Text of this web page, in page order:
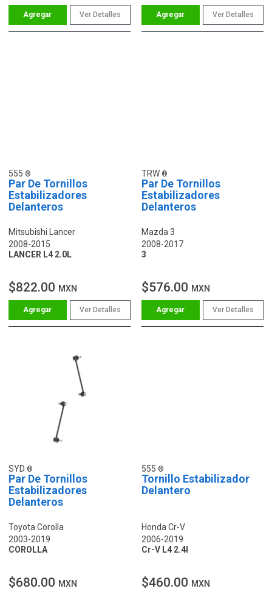
Ver Detalles Ver Detalles
555
Par De Tornillos
Estabilizadores
Delanteros
Mitsubishi Lancer
2008-2015
LANCER L4 2.0L
$822.00 MXN
Ver Detalles
TRW
Par De Tornillos
Estabilizadores
Delanteros
Mazda 3
2008-2017
3
$576.00 MXN
Ver Detalles
SYD
Par De Tornillos
Estabilizadores
Delanteros
Toyota Corolla
2003-2019
COROLLA
$680.00 MXN
555
Tornillo Estabilizador
Delantero
Honda Cr-V
2006-2019
Cr-V L4 2.4l
$460.00 MXN